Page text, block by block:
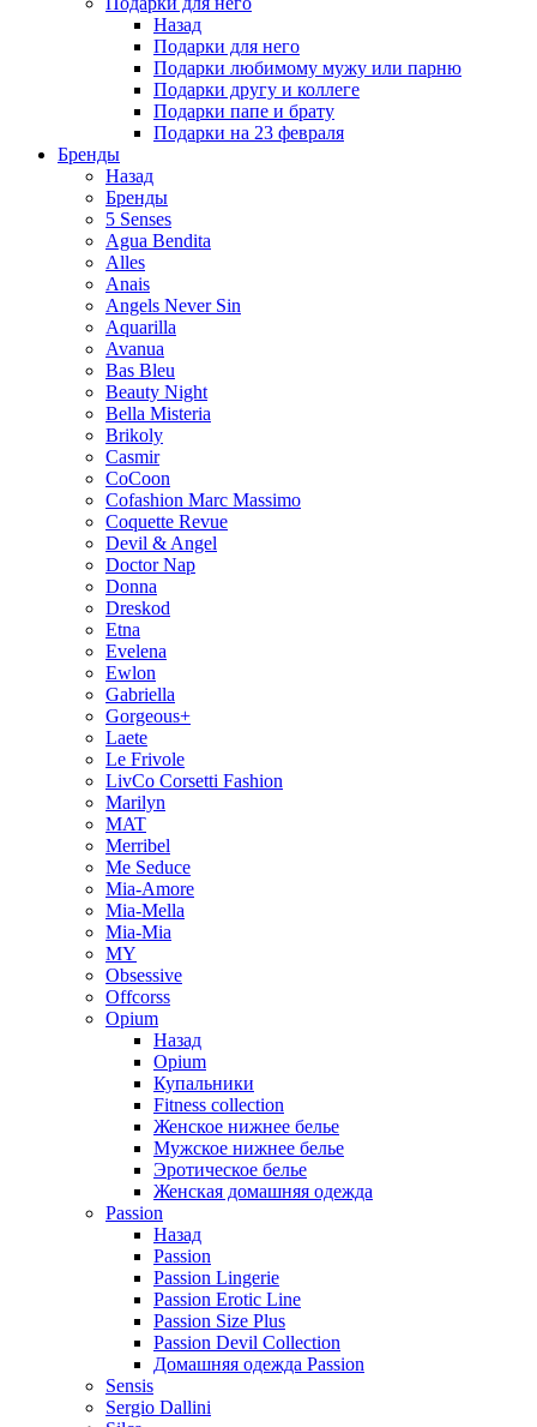
Назад
Подарки для него
Подарки любимому мужу или парню
Подарки другу и коллеге
Подарки папе и брату
Подарки на 23 февраля
Бренды
Назад
Бренды
5 Senses
Agua Bendita
Alles
Anais
Angels Never Sin
Aquarilla
Avanua
Bas Bleu
Beauty Night
Bella Misteria
Brikoly
Casmir
CoCoon
Cofashion Marc Massimo
Coquette Revue
Devil & Angel
Doctor Nap
Donna
Dreskod
Etna
Evelena
Ewlon
Gabriella
Gorgeous+
Laete
Le Frivole
LivCo Corsetti Fashion
Marilyn
MAT
Merribel
Me Seduce
Mia-Amore
Mia-Mella
Mia-Mia
MY
Obsessive
Offcorss
Opium
Назад
Opium
Купальники
Fitness collection
Женское нижнее белье
Мужское нижнее белье
Эротическое белье
Женская домашняя одежда
Passion
Назад
Passion
Passion Lingerie
Passion Erotic Line
Passion Size Plus
Passion Devil Collection
Домашняя одежда Passion
Sensis
Sergio Dallini